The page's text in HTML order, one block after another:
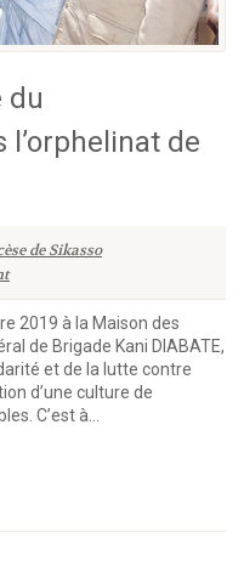
du
de
de Sikasso
2019 à la Maison des
de Brigade Kani DIABATE,
et de la lutte contre
d’une culture de
C’est à...